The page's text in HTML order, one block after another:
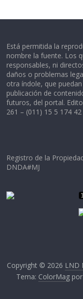
Está permitida la
nombre la fuente. Los
responsables, ni
daños o problemas
otra índole, que
publicación de
futuros, del portal.
261 – (011) 15 5 174
Registro de la
DNDA#MJ
Copyright © 2026 LND
Tema: ColorMag